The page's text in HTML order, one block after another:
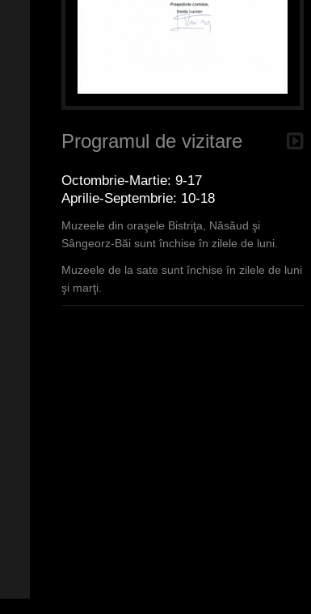
Programul de vizitare
Octombrie-Martie: 9-17
Aprilie-Septembrie: 10-18
Muzeele din oraşele Bistriţa, Năsăud şi
Sângeorz-Băi sunt închise în zilele de luni.
Muzeele de la sate sunt închise în zilele de luni
şi marţi.